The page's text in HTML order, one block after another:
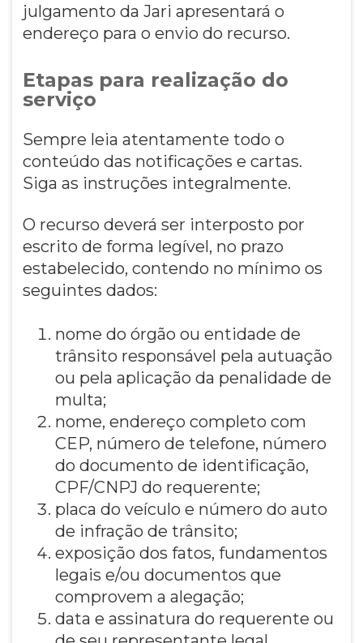
julgamento da Jari apresentará o
endereço para o envio do recurso.
Etapas para realização do
serviço
Sempre leia atentamente todo o
conteúdo das notificações e cartas.
Siga as instruções integralmente.
O recurso deverá ser interposto por
escrito de forma legível, no prazo
estabelecido, contendo no mínimo os
seguintes dados:
nome do órgão ou entidade de
trânsito responsável pela autuação
ou pela aplicação da penalidade de
multa;
nome, endereço completo com
CEP, número de telefone, número
do documento de identificação,
CPF/CNPJ do requerente;
placa do veículo e número do auto
de infração de trânsito;
exposição dos fatos, fundamentos
legais e/ou documentos que
comprovem a alegação;
data e assinatura do requerente ou